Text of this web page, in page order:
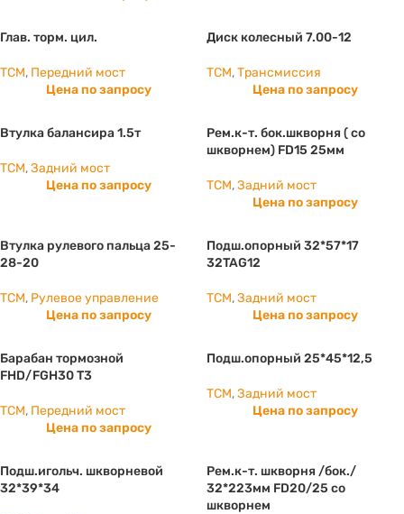
Глав. торм. цил.
TCM, Передний мост
Цена по запросу
Диск колесный 7.00-12
TCM,Трансмиссия
Цена по запросу
Втулка балансира 1.5т
TCM,Задний мост
Цена по запросу
Рем.к-т. бок.шкворня ( со
шкворнем) FD15 25мм
TCM,Задний мост
Цена по запросу
Втулка рулевого пальца 25-
28-20
TCM, Рулевое управление
Цена по запросу
Подш.опорный 32*57*17
32TAG12
TCM,Задний мост
Цена по запросу
Барабан тормозной
FHD/FGH30 T3
TCM, Передний мост
Цена по запросу
Подш.опорный 25*45*12,5
TCM,Задний мост
Цена по запросу
Подш.игольч. шкворневой
32*39*34
Рем.к-т. шкворня /бок./
32*223мм FD20/25 со
шкворнем